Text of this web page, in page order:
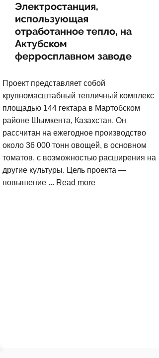
Электростанция,
использующая
отработанное тепло, на
Актубском
ферросплавном заводе
Проект представляет собой
крупномасштабный тепличный комплекс
площадью 144 гектара в Мартобском
районе Шымкента, Казахстан. Он
рассчитан на ежегодное производство
около 36 000 тонн овощей, в основном
томатов, с возможностью расширения на
другие культуры. Цель проекта —
повышение ... Read more